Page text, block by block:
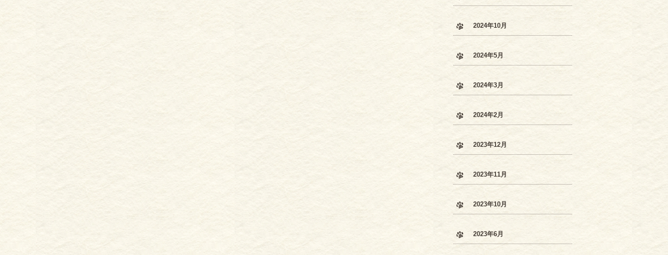
2024年10月
2024年5月
2024年3月
2024年2月
2023年12月
2023年11月
2023年10月
2023年6月